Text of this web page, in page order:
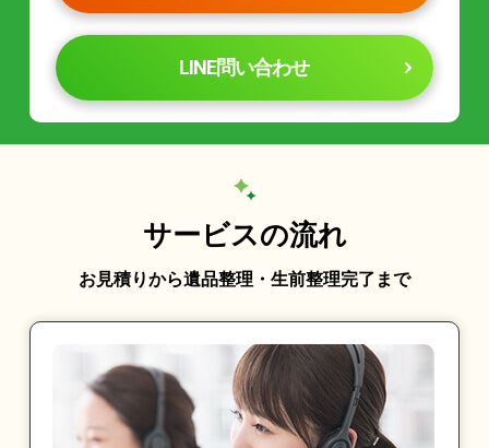
LINE問い合わせ
サービスの流れ
お見積りから遺品整理・生前整理完了まで